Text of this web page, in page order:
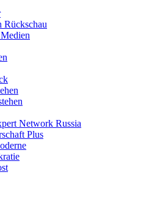
Rückschau
Network Russia
Plus